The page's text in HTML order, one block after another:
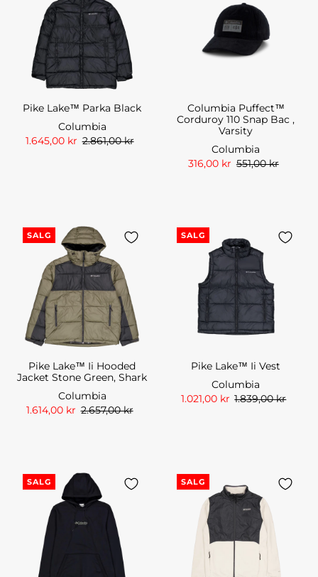
Pike Lake™ Parka Black
Columbia
1.645,00 kr 2.861,00 kr
Columbia Puffect™
Corduroy 110 Snap Bac ,
Varsity
Columbia
316,00 kr 551,00 kr
SALG
Pike Lake™ Ii Hooded
Jacket Stone Green, Shark
Columbia
1.614,00 kr 2.657,00 kr
SALG
Pike Lake™ Ii Vest
Columbia
1.021,00 kr 1.839,00 kr
SALG SALG